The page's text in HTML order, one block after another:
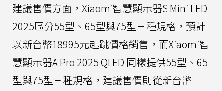
建議售價方面，Xiaomi智慧顯示器S Mini LED
2025區分55型、65型與75型三種規格，預計
以新台幣18995元起跳價格銷售，而Xiaomi智
慧顯示器A Pro 2025 QLED 同樣提供55型、65
型與75型三種規格，建議售價則從新台幣